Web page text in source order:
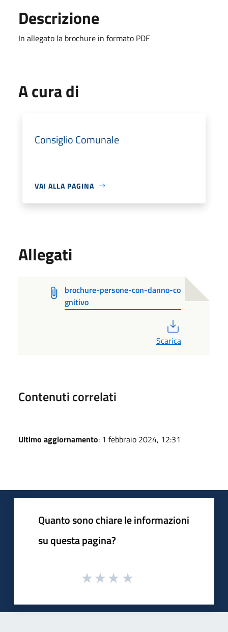
Descrizione
In allegato la brochure in formato PDF
A cura di
Consiglio Comunale
VAI ALLA PAGINA
Allegati
brochure-persone-con-danno-co
gnitivo
Scarica
Contenuti correlati
Ultimo aggiornamento: 1 febbraio 2024, 12:31
Quanto sono chiare le informazioni
su questa pagina?